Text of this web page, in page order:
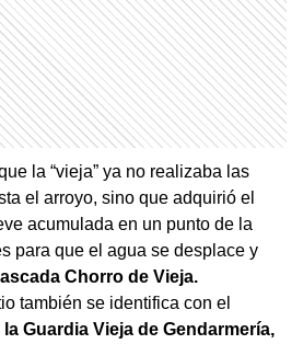
la “vieja” ya no realizaba las
el arroyo, sino que adquirió el
acumulada en un punto de la
para que el agua se desplace y
Chorro de Vieja.
también se identifica con el
Guardia Vieja de Gendarmería,